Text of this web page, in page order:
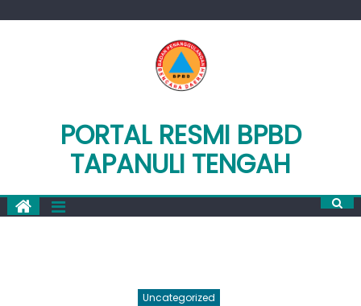
PORTAL RESMI BPBD
TAPANULI TENGAH
Uncategorized